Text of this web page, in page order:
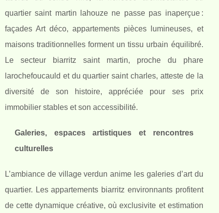
quartier saint martin lahouze ne passe pas inaperçue :
façades Art déco, appartements pièces lumineuses, et
maisons traditionnelles forment un tissu urbain équilibré.
Le secteur biarritz saint martin, proche du phare
larochefoucauld et du quartier saint charles, atteste de la
diversité de son histoire, appréciée pour ses prix
immobilier stables et son accessibilité.
Galeries, espaces artistiques et rencontres
culturelles
L’ambiance de village verdun anime les galeries d’art du
quartier. Les appartements biarritz environnants profitent
de cette dynamique créative, où exclusivite et estimation